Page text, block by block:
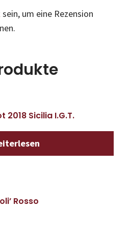
sein, um eine Rezension
2018 Sicilia I.G.T.
Rosso